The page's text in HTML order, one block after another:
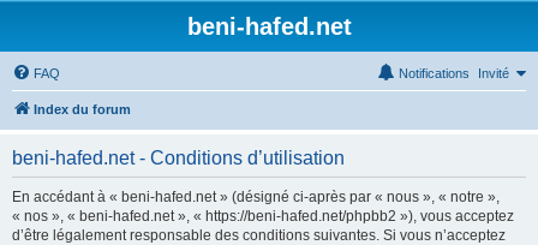
beni-hafed.net
FAQ Invité
Notifications
Index du forum
beni-hafed.net - Conditions d’utilisation
En accédant à « beni-hafed.net » (désigné ci-après par « nous », « notre »,
« nos », « beni-hafed.net », « https://beni-hafed.net/phpbb2 »), vous acceptez
d’être légalement responsable des conditions suivantes. Si vous n’acceptez